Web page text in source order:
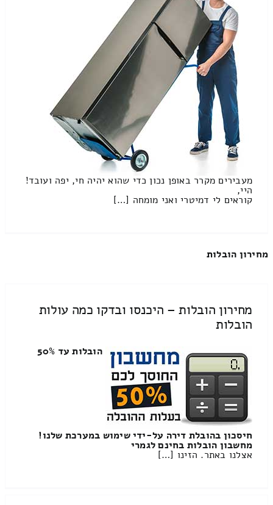
מעבירים מקרר באופן נכון כדי שהוא יהיה חי, יפה ועובד!
היי,
קוראים לי דמיטרי ואני מומחה […]
מחירון הובלות
מחירון הובלות – היכנסו ובדקו כמה עולות
הובלות
הובלות עד 50%
חיסכון בהובלת דירה על-ידי שימוש במערכת שלנו!
מחשבון הובלות בחינם לגמרי
אצלנו באתר. הזינו […]